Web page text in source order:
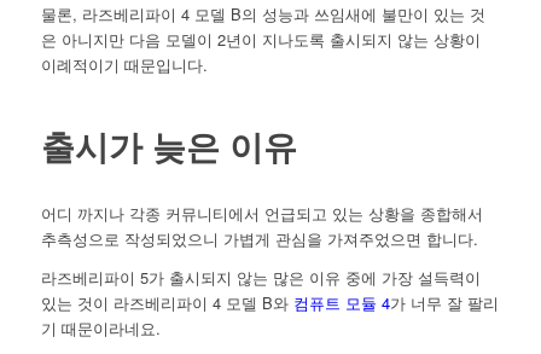
물론, 라즈베리파이 4 모델 B의 성능과 쓰임새에 불만이 있는 것
은 아니지만 다음 모델이 2년이 지나도록 출시되지 않는 상황이
이례적이기 때문입니다.
출시가 늦은 이유
어디 까지나 각종 커뮤니티에서 언급되고 있는 상황을 종합해서
추측성으로 작성되었으니 가볍게 관심을 가져주었으면 합니다.
라즈베리파이 5가 출시되지 않는 많은 이유 중에 가장 설득력이
있는 것이 라즈베리파이 4 모델 B와 컴퓨트 모듈 4가 너무 잘 팔리
기 때문이라네요.